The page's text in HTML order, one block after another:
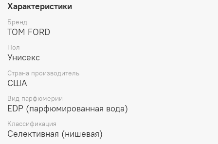
пышный жасмин самбак соблазняет и
гипнотизирующим благоуханием. Молекула
Ambrettolide привносит в аромат Tom Ford Electric
тёплое дыхание, которое смешивается с пряным
розовым перцем, формируя теплое и обволакивающее
Характеристики
Бренд
TOM FORD
Пол
Унисекс
Страна производитель
США
Вид парфюмерии
EDP (парфюмированная вода)
Классификация
Селективная (нишевая)